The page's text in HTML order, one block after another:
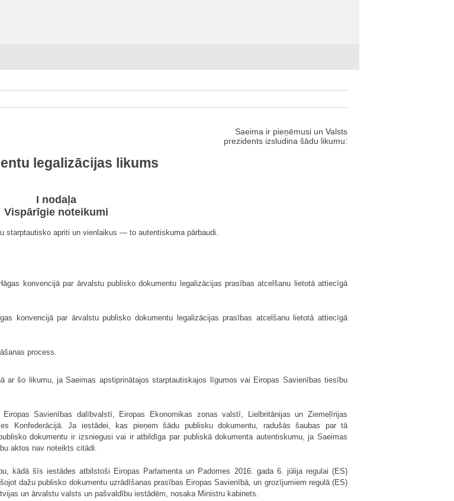
Saeima ir pieņēmusi un Valsts
prezidents izsludina šādu likumu:
legalizācijas likums
I nodaļa
Vispārīgie noteikumi
starptautisko apriti un vienlaikus — to autentiskuma pārbaudi.
konvencijā par ārvalstu publisko dokumentu legalizācijas prasības atcelšanu lietotā attiecīgā
konvencijā par ārvalstu publisko dokumentu legalizācijas prasības atcelšanu lietotā attiecīgā
process.
ar šo likumu, ja Saeimas apstiprinātajos starptautiskajos līgumos vai Eiropas Savienības tiesību
Savienības dalībvalstī, Eiropas Ekonomikas zonas valstī, Lielbritānijas un Ziemeļīrijas
Konfederācijā. Ja iestādei, kas pieņem šādu publisku dokumentu, radušās šaubas par tā
dokumentu ir izsniegusi vai ir atbildīga par publiskā dokumenta autentiskumu, ja Saeimas
aktos nav noteikts citādi.
kādā šīs iestādes atbilstoši Eiropas Parlamenta un Padomes 2016. gada 6. jūlija regulai (ES)
dažu publisko dokumentu uzrādīšanas prasības Eiropas Savienībā, un grozījumiem regulā (ES)
un ārvalstu valsts un pašvaldību iestādēm, nosaka Ministru kabinets.